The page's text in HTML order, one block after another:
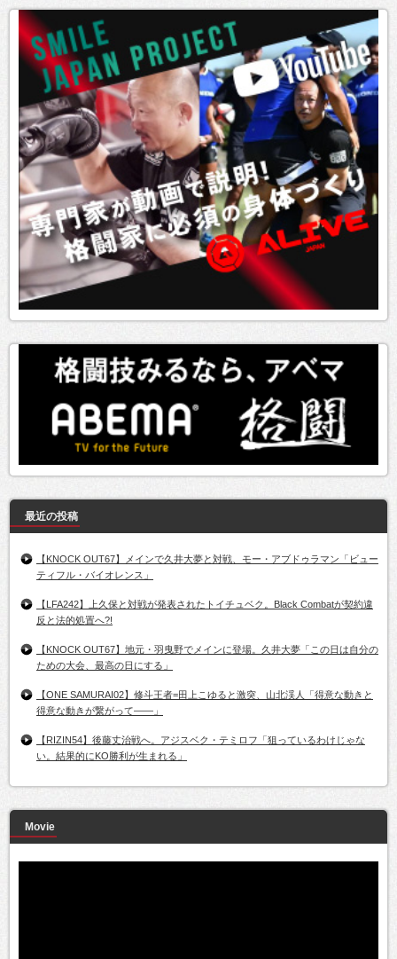
最近の投稿
【KNOCK OUT67】メインで久井大夢と対戦、モー・アブドゥラマン「ビュー
ティフル・バイオレンス」
【LFA242】上久保と対戦が発表されたトイチュベク。Black Combatが契約違
反と法的処置へ?!
【KNOCK OUT67】地元・羽曳野でメインに登場。久井大夢「この日は自分の
ための大会、最高の日にする」
【ONE SAMURAI02】修斗王者=田上こゆると激突、山北渓人「得意な動きと
得意な動きが繋がって――」
【RIZIN54】後藤丈治戦へ。アジスベク・テミロフ「狙っているわけじゃな
い。結果的にKO勝利が生まれる」
Movie